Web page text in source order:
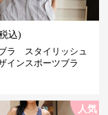
込)
ラ スタイリッシュ
インスポーツブラ
人気